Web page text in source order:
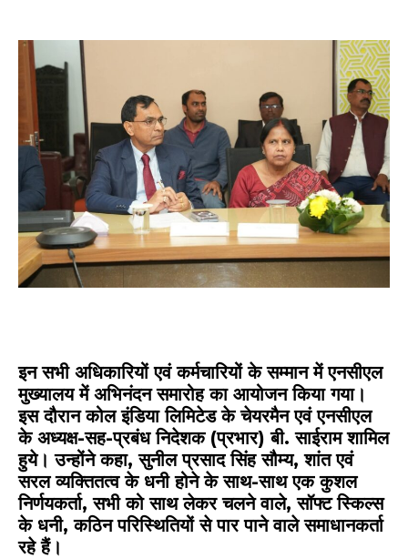
इन सभी अधिकारियों एवं कर्मचारियों के सम्मान मेंएनसीएल
मुख्यालय में अभिनंदन समारोह का आयोजन किया गया।
इस दौरानकोल इंडिया लिमिटेडके चेयरमैन एवंएनसीएल
के अध्यक्ष-सह-प्रबंध निदेशक (प्रभार) बी. साईराम शामिल
हुये। उन्होंने कहा, सुनील प्रसाद सिंह सौम्य, शांत एवं
सरल व्यक्तितत्व के धनी होने के साथ-साथ एक कुशल
निर्णयकर्ता, सभी को साथ लेकर चलने वाले, सॉफ्ट स्किल्स
के धनी, कठिन परिस्थितियों से पार पाने वाले समाधानकर्ता
रहे हैं।